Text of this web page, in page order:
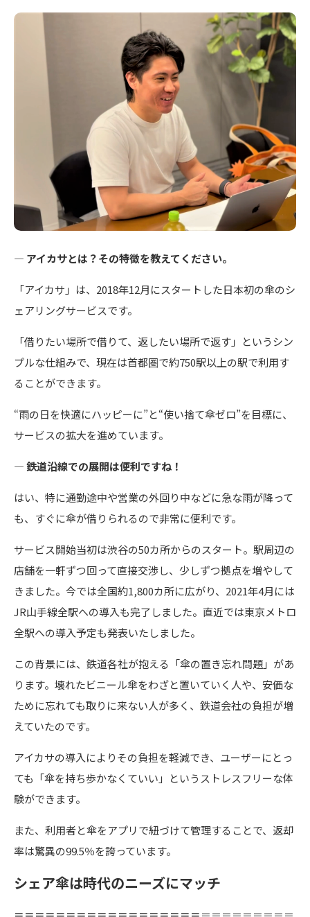
― アイカサとは？その特徴を教えてください。
「アイカサ」は、2018年12月にスタートした日本初の傘のシ
ェアリングサービスです。
「借りたい場所で借りて、返したい場所で返す」というシン
プルな仕組みで、現在は首都圏で約750駅以上の駅で利用す
ることができます。
“雨の日を快適にハッピーに”と“使い捨て傘ゼロ”を目標に、
サービスの拡大を進めています。
― 鉄道沿線での展開は便利ですね！
はい、特に通勤途中や営業の外回り中などに急な雨が降って
も、すぐに傘が借りられるので非常に便利です。
サービス開始当初は渋谷の50カ所からのスタート。駅周辺の
店舗を一軒ずつ回って直接交渉し、少しずつ拠点を増やして
きました。今では全国約1,800カ所に広がり、2021年4月には
JR山手線全駅への導入も完了しました。直近では東京メトロ
全駅への導入予定も発表いたしました。
この背景には、鉄道各社が抱える「傘の置き忘れ問題」があ
ります。壊れたビニール傘をわざと置いていく人や、安価な
ために忘れても取りに来ない人が多く、鉄道会社の負担が増
えていたのです。
アイカサの導入によりその負担を軽減でき、ユーザーにとっ
ても「傘を持ち歩かなくていい」というストレスフリーな体
験ができます。
また、利用者と傘をアプリで紐づけて管理することで、返却
率は驚異の99.5％を誇っています。
シェア傘は時代のニーズにマッチ